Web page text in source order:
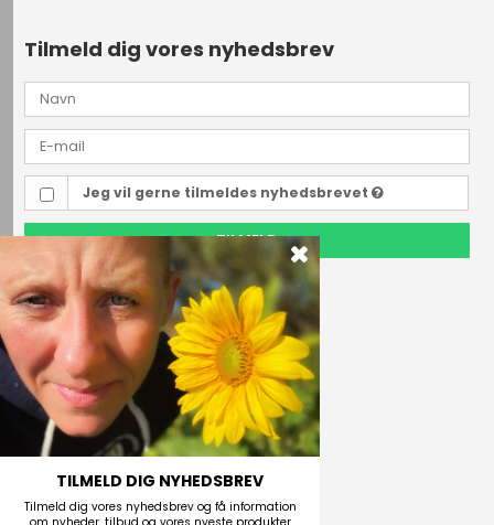
Tilmeld dig vores nyhedsbrev
Jeg vil gerne tilmeldes nyhedsbrevet
TILMELD
Outdoor i Centrum
Perlegade 44
6400 Sønderborg, Danmark
Telefonnr.
(+45) 74 43 53 55
E-mail
TILMELD DIG NYHEDSBREV
Tilmeld dig vores nyhedsbrev og få information